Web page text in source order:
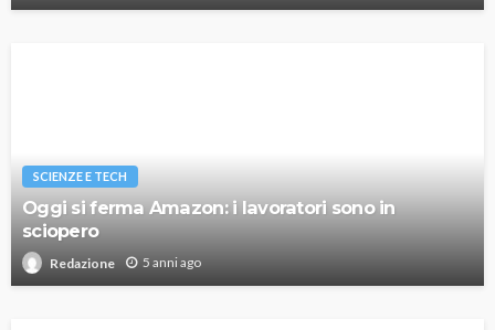
SCIENZE E TECH
Oggi si ferma Amazon: i lavoratori sono in
sciopero
Redazione 5 anni ago